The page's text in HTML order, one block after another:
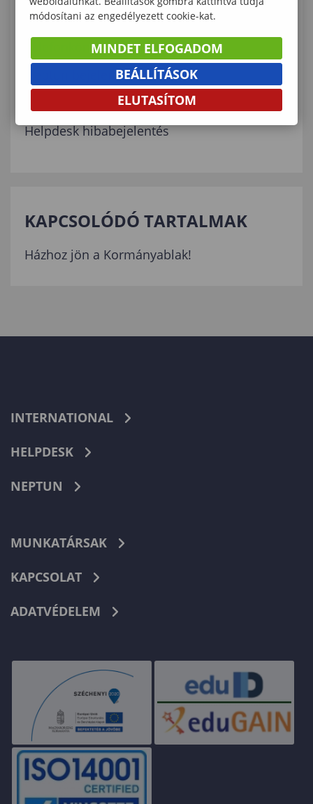
Soproni Egyetem Főoldal
Telefonkönyv
Neptun bejelentkezés
Moodle bejelentkezés
Helpdesk hibabejelentés
KAPCSOLÓDÓ TARTALMAK
Házhoz jön a Kormányablak!
INTERNATIONAL
HELPDESK
NEPTUN
MUNKATÁRSAK
KAPCSOLAT
ADATVÉDELEM
módosítani az engedélyezett cookie-kat.
MINDET ELFOGADOM
BEÁLLÍTÁSOK
ELUTASÍTOM